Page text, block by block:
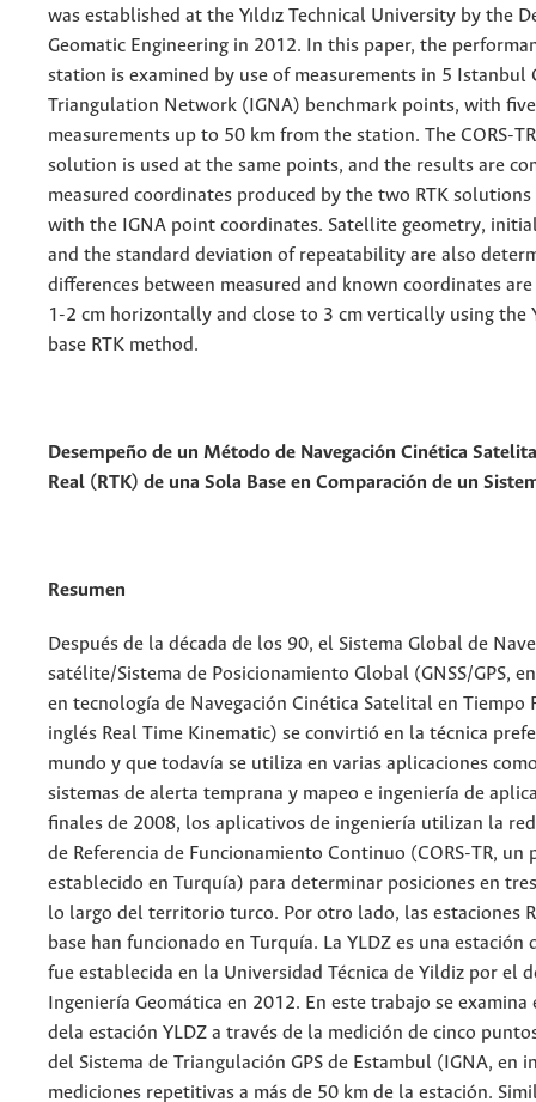
was established at the Yıldız Technical University by the
Geomatic Engineering in 2012. In this paper, the
station is examined by use of measurements in 5 Istanbul
Triangulation Network (IGNA) benchmark points, with
measurements up to 50 km from the station. The CORS-
solution is used at the same points, and the results are
measured coordinates produced by the two RTK solutions
with the IGNA point coordinates. Satellite geometry,
and the standard deviation of repeatability are also
differences between measured and known coordinates
1-2 cm horizontally and close to 3 cm vertically using the
base RTK method.
Desempeño de un Método de Navegación Cinética
Real (RTK) de una Sola Base en Comparación de un
Resumen
Después de la década de los 90, el Sistema Global de
satélite/Sistema de Posicionamiento Global (GNSS/GPS,
en tecnología de Navegación Cinética Satelital en Tiempo
inglés Real Time Kinematic) se convirtió en la técnica
mundo y que todavía se utiliza en varias aplicaciones
sistemas de alerta temprana y mapeo e ingeniería de
finales de 2008, los aplicativos de ingeniería utilizan la
de Referencia de Funcionamiento Continuo (CORS-TR, un
establecido en Turquía) para determinar posiciones en
lo largo del territorio turco. Por otro lado, las estaciones
base han funcionado en Turquía. La YLDZ es una estación
fue establecida en la Universidad Técnica de Yildiz por el
Ingeniería Geomática en 2012. En este trabajo se examina
dela estación YLDZ a través de la medición de cinco
del Sistema de Triangulación GPS de Estambul (IGNA, en
mediciones repetitivas a más de 50 km de la estación.